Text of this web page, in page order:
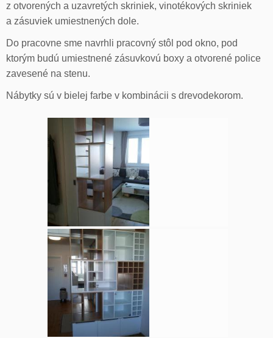
z otvorených a uzavretých skriniek, vinotékových skriniek
a zásuviek umiestnených dole.
Do pracovne sme navrhli pracovný stôl pod okno, pod
ktorým budú umiestnené zásuvkovú boxy a otvorené police
zavesené na stenu.
Nábytky sú v bielej farbe v kombinácii s drevodekorom.